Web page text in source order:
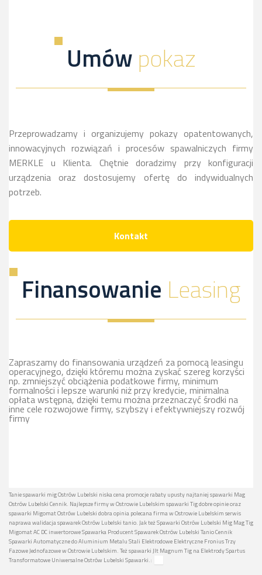
Umówpokaz
Przeprowadzamy i organizujemy pokazy opatentowanych,
innowacyjnych rozwiązań i procesów spawalniczych firmy
MERKLE u Klienta. Chętnie doradzimy przy konfiguracji
urządzenia oraz dostosujemy ofertę do indywidualnych
potrzeb.
Kontakt
Finansowanie Leasing
Zapraszamy do finansowania urządzeń za pomocą leasingu
operacyjnego, dzięki któremu można zyskać szereg korzyści
np. zmniejszyć obciążenia podatkowe firmy, minimum
formalności i lepsze warunki niż przy kredycie, minimalna
opłata wstępna, dzięki temu można przeznaczyć środki na
inne cele rozwojowe firmy, szybszy i efektywniejszy rozwój
firmy
Tanie spawarki mig Ostrów Lubelski niska cena promocje rabaty upusty najtaniej spawarki Mag
Ostrów Lubelski Cennik. Najlepsze firmy w Ostrowie Lubelskim spawarki Tig dobre opinie oraz
spawarki Migomat Ostrów Lubelski dobra opinia polecana firma w Ostrowie Lubelskim serwis
naprawa walidacja spawarek Ostrów Lubelski tanio. Jak też Spawarki Ostrów Lubelski Mig Mag Tig
Migomat AC DC inwertorowe Spawarka Producent Spawarek Ostrów Lubelski Tanio Cennik
Spawarki Automatyczne do Aluminium Metalu Stali Elektrodowe Elektryczne Fronius Trzy
Fazowe Jednofazowe w Ostrowie Lubelskim. Też spawarki Jlt Magnum Tig na Elektrody Spartus
Transformatowe Uniwersalne Ostrów Lubelski Spawarki.: